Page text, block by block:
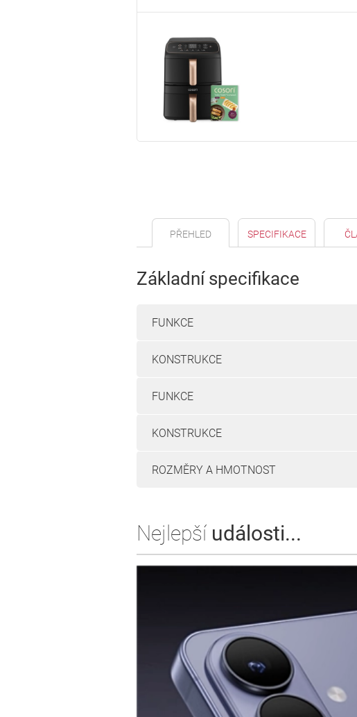
PŘEHLED SPECIFIKACE
Základní specifikace
FUNKCE
KONSTRUKCE
FUNKCE
KONSTRUKCE
ROZMĚRY A HMOTNOST
Nejlepší události...